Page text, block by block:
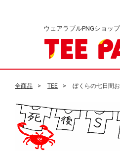
ウェアラブルPNGショッ
全商品 TEE ぼくらの七日間